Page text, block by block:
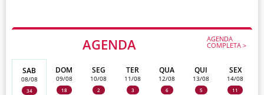
AGENDA AGENDA
COMPLETA >
SAB
08/08
34
DOM
09/08
18
SEG
10/08
2
TER
11/08
3
QUA
12/08
6
QUI
13/08
5
SEX
14/08
11